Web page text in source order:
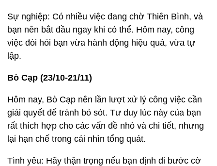
Sự nghiệp: Có nhiều việc đang chờ Thiên Bình, và
bạn nên bắt đầu ngay khi có thể. Hôm nay, công
việc đòi hỏi bạn vừa hành động hiệu quả, vừa tự
lập.
Bò Cạp (23/10-21/11)
Hôm nay, Bò Cạp nên lần lượt xử lý công việc cần
giải quyết để tránh bỏ sót. Tư duy lúc này của bạn
rất thích hợp cho các vấn đề nhỏ và chi tiết, nhưng
lại hạn chế trong cái nhìn tổng quát.
Tình yêu: Hãy thận trọng nếu bạn định đi bước cờ